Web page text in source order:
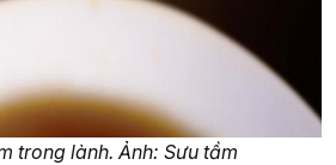
trong lành. Ảnh: Sưu tầm